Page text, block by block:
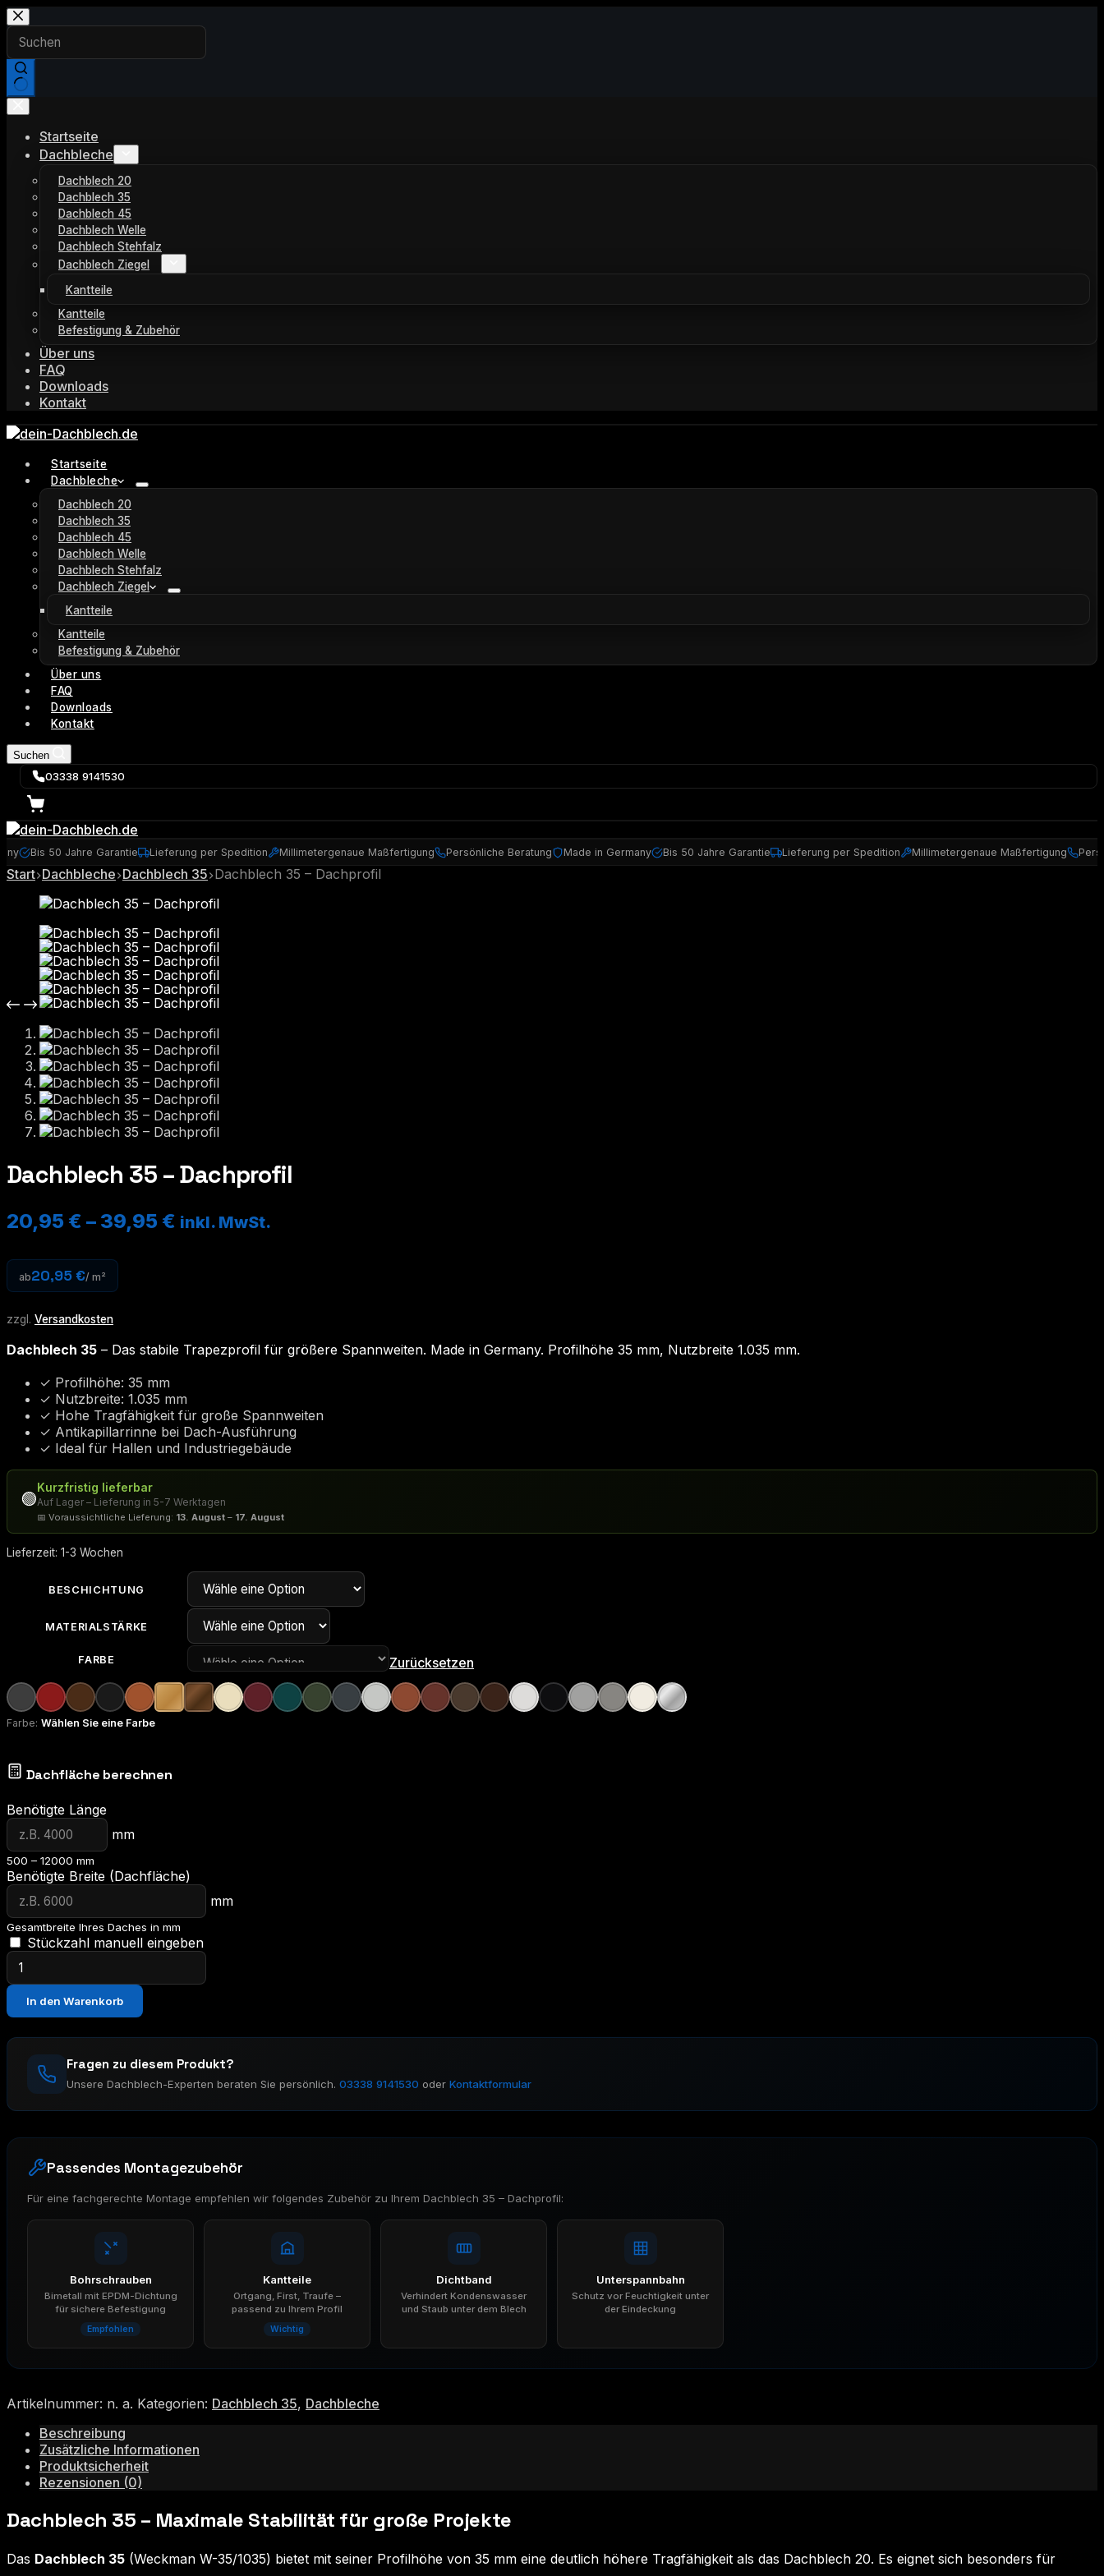
Zum
Inhalt
springen
Keine
Startseite
Dachbleche
Dachblech 20
Dachblech 35
Dachblech 45
Dachblech Welle
Dachblech Stehfalz
Dachblech Ziegel
Kantteile
Kantteile
Befestigung & Zubehör
Über uns
FAQ
Downloads
Kontakt
Startseite
Dachbleche
Dachblech 20
Dachblech 35
Dachblech 45
Dachblech Welle
Dachblech Stehfalz
Dachblech Ziegel
Kantteile
Kantteile
Befestigung & Zubehör
Über uns
FAQ
Downloads
Kontakt
Suchen
03338 9141530
Bis 50 Jahre Garantie Lieferung per Spedition Millimetergenaue Maßfertigung Persönliche Beratung Made in Germany Bis 50 Jahre Garantie Lieferung per Spedition Millimetergenaue Maßfertigung
Start Dachbleche Dachblech 35 Dachblech 35 – Dachprofil
Dachblech 35 – Dachprofil
20,95 € – 39,95 € inkl. MwSt.
ab20,95 €/ m²
zzgl. Versandkosten
Dachblech 35 – Das stabile Trapezprofil für größere Spannweiten. Made in Germany. Profilhöhe 35 mm, Nutzbreite 1.035 mm.
✓ Profilhöhe: 35 mm
✓ Nutzbreite: 1.035 mm
✓ Hohe Tragfähigkeit für große Spannweiten
✓ Antikapillarrinne bei Dach-Ausführung
✓ Ideal für Hallen und Industriegebäude
🟢
Kurzfristig lieferbar
Auf Lager – Lieferung in 5-7 Werktagen
📅 Voraussichtliche Lieferung: 13. August – 17. August
Lieferzeit: 1-3 Wochen
BESCHICHTUNG
MATERIALSTÄRKE
FARBE Zurücksetzen
Farbe: Wählen Sie eine Farbe
Dachfläche berechnen
Benötigte Länge
mm
500 – 12000 mm
Benötigte Breite (Dachfläche)
mm
Gesamtbreite Ihres Daches in mm
Stückzahl manuell eingeben
Dachblech
–
Dachprofil
In den Warenkorb
Fragen zu diesem Produkt?
Unsere Dachblech-Experten beraten Sie persönlich. 03338 9141530 oder Kontaktformular
Passendes Montagezubehör
Für eine fachgerechte Montage empfehlen wir folgendes Zubehör zu Ihrem Dachblech 35 – Dachprofil:
Bohrschrauben
Bimetall mit EPDM-Dichtung
für sichere Befestigung
Empfohlen
Kantteile
Ortgang, First, Traufe –
passend zu Ihrem Profil
Wichtig
Dichtband
Verhindert Kondenswasser
und Staub unter dem Blech
Unterspannbahn
Schutz vor Feuchtigkeit unter
der Eindeckung
Artikelnummer: n. a. Kategorien: Dachblech 35, Dachbleche
Beschreibung
Zusätzliche Informationen
Produktsicherheit
Rezensionen (0)
Dachblech 35 – Maximale Stabilität für große Projekte
Das Dachblech 35 (Weckman W-35/1035) bietet mit seiner Profilhöhe von 35 mm eine deutlich höhere Tragfähigkeit als das Dachblech 20. Es eignet sich besonders für